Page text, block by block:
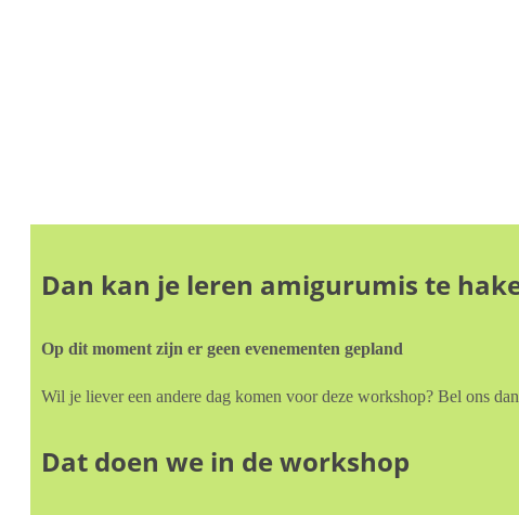
Dan kan je leren amigurumis te
Op dit moment zijn er geen evenementen gepland
Wil je liever een andere dag komen voor deze workshop? Bel ons
Dat doen we in de workshop